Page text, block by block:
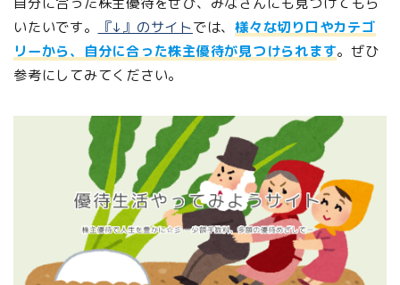
いたいです。
『↓』のサイトでは、様々な切り口やカテゴ
リーから、自分に合った株主優待が見つけられます。ぜひ
参考にしてみてください。